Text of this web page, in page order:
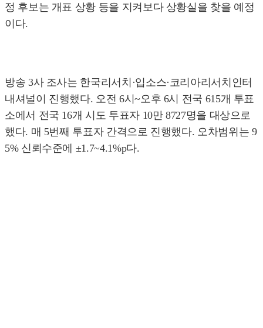
정 후보는 개표 상황 등을 지켜보다 상황실을 찾을 예정
이다.
방송 3사 조사는 한국리서치·입소스·코리아리서치인터
내셔널이 진행했다. 오전 6시~오후 6시 전국 615개 투표
소에서 전국 16개 시도 투표자 10만 8727명을 대상으로
했다. 매 5번째 투표자 간격으로 진행했다. 오차범위는 9
5% 신뢰수준에 ±1.7~4.1%p다.